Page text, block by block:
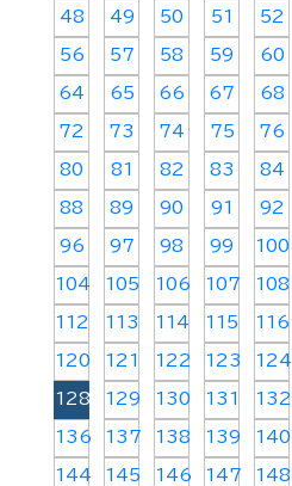
48 49 50 51 52
56 57 58 59 60
64 65 66 67 68
72 73 74 75 76
80 81 82 83 84
88 89 90 91 92
96 97 98 99 100
104 105 106 107 108
112 113 114 115 116
120 121 122 123 124
128 129 130 131 132
136 137 138 139 140
144 145 146 147 148